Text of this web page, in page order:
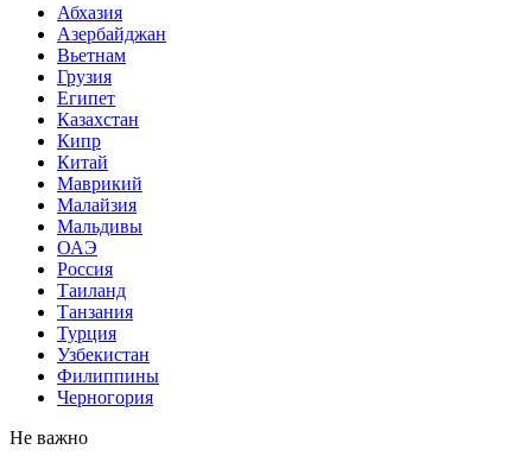
Абхазия
Азербайджан
Вьетнам
Грузия
Египет
Казахстан
Кипр
Китай
Маврикий
Малайзия
Мальдивы
ОАЭ
Россия
Таиланд
Танзания
Турция
Узбекистан
Филиппины
Черногория
Не важно